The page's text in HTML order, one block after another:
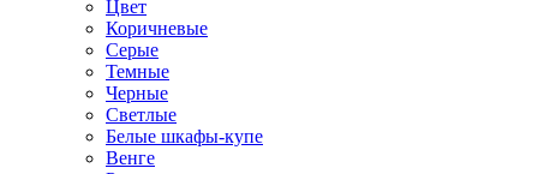
Цвет
Коричневые
Серые
Темные
Черные
Светлые
Белые шкафы-купе
Венге